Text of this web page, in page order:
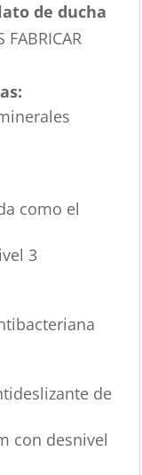
de ducha
FABRICAR
:
como el
3
de
con desnivel